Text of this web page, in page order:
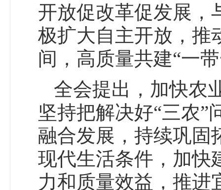
开放促改革促发展，
极扩大自主开放，推
间，高质量共建“一
全会提出，加快农
坚持把解决好“三农
融合发展，持续巩固
现代生活条件，加快
力和质量效益，推进